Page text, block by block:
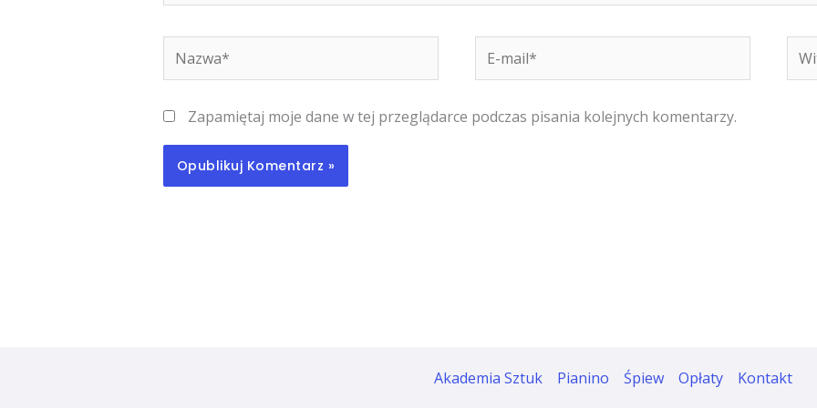
Nazwa*
mail*
Zapamiętaj moje dane w tej przeglądarce podczas pisania kolejnych komentarzy.
Akademia Sztuk Pianino Śpiew Opłaty Kontakt